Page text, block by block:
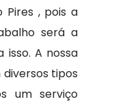
Pires , pois a
será a
A nossa
tipos
um serviço